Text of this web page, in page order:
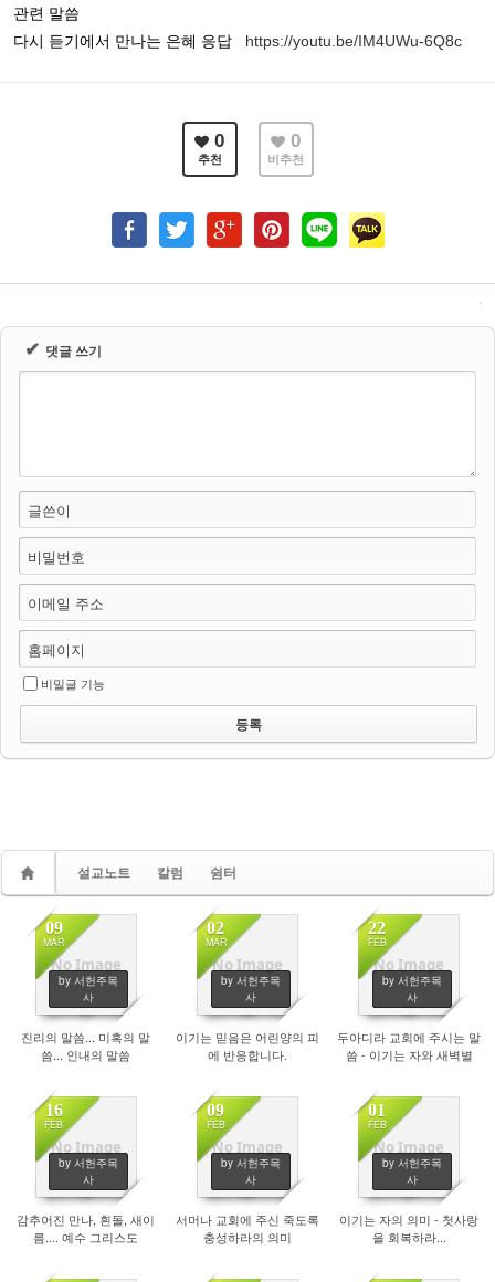
관련 말씀
다시 듣기에서 만나는 은혜 응답 https://youtu.be/IM4UWu-6Q8c
0
추천
0
비추천
✔ 댓글 쓰기
글쓴이
비밀번호
이메일 주소
홈페이지
비밀글 기능
설교노트 칼럼 쉼터
No Image
09
MAR
by 서헌주목
사
1967
진리의 말씀... 미혹의 말
씀... 인내의 말씀
No Image
02
MAR
by 서헌주목
사
1923
이기는 믿음은 어린양의 피
에 반응합니다.
No Image
22
FEB
by 서헌주목
사
2085
두아디라 교회에 주시는 말
씀 - 이기는 자와 새벽별
No Image
16
FEB
by 서헌주목
사
1855
감추어진 만나, 흰돌, 새이
름.... 예수 그리스도
No Image
09
FEB
by 서헌주목
사
1821
서머나 교회에 주신 죽도록
충성하라의 의미
No Image
01
FEB
by 서헌주목
사
1890
이기는 자의 의미 - 첫사랑
을 회복하라...